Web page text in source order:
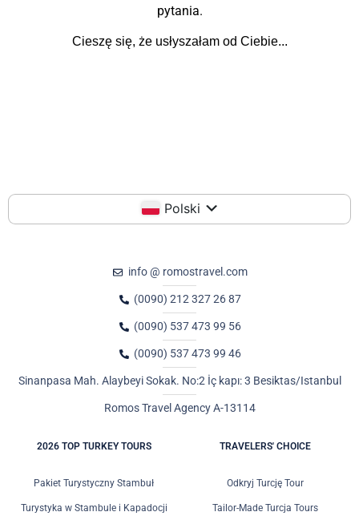
pytania.
Cieszę się, że usłyszałam od Ciebie...
Polski
info @ romostravel.com
(0090) 212 327 26 87
(0090) 537 473 99 56
(0090) 537 473 99 46
Sinanpasa Mah. Alaybeyi Sokak. No:2 İç kapı: 3 Besiktas/Istanbul
Romos Travel Agency A-13114
2026 TOP TURKEY TOURS
Pakiet Turystyczny Stambuł
Turystyka w Stambule i Kapadocji
TRAVELERS' CHOICE
Odkryj Turcję Tour
Tailor-Made Turcja Tours